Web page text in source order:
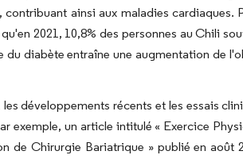
contribuant ainsi aux maladies
2021, 10,8% des personnes au Chili
du diabète entraîne une augmentation de
les développements récents et les essais
exemple, un article intitulé « Exercice
de Chirurgie Bariatrique » publié en août